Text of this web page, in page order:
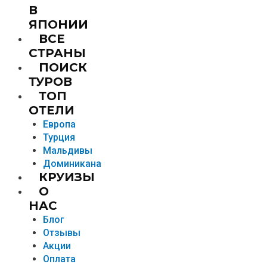
В
ЯПОНИИ
ВСЕ
СТРАНЫ
ПОИСК
ТУРОВ
ТОП
ОТЕЛИ
Европа
Турция
Мальдивы
Доминикана
КРУИЗЫ
О
НАС
Блог
Отзывы
Акции
Оплата